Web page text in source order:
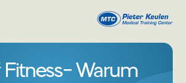
Fitness- Warum